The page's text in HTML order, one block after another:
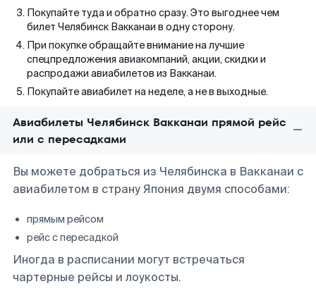
Покупайте туда и обратно сразу. Это выгоднее чем
билет Челябинск Вакканаи в одну сторону.
При покупке обращайте внимание на лучшие
спецпредложения авиакомпаний, акции, скидки и
распродажи авиабилетов из Вакканаи.
Покупайте авиабилет на неделе, а не в выходные.
Авиабилеты Челябинск Вакканаи прямой рейс
или с пересадками
Вы можете добраться из Челябинска в Вакканаи с
авиабилетом в страну Япония двумя способами:
прямым рейсом
рейс с пересадкой
Иногда в расписании могут встречаться
чартерные рейсы и лоукосты.